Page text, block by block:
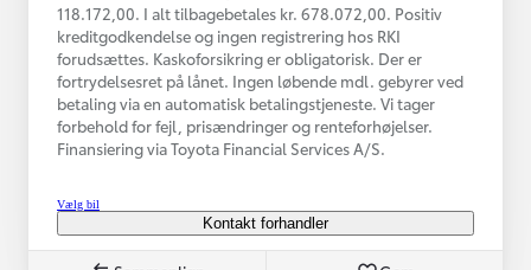
118.172,00. I alt tilbagebetales kr. 678.072,00. Positiv
kreditgodkendelse og ingen registrering hos RKI
forudsættes. Kaskoforsikring er obligatorisk. Der er
fortrydelsesret på lånet. Ingen løbende mdl. gebyrer ved
betaling via en automatisk betalingstjeneste. Vi tager
forbehold for fejl, prisændringer og renteforhøjelser.
Finansiering via Toyota Financial Services A/S.
Vælg bil
Kontakt forhandler